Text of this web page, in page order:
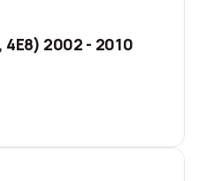
4E8) 2002 - 2010